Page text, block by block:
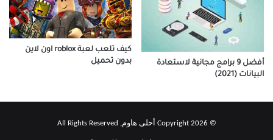
أفضل 9 برامج مجانية لاستعادة
البيانات (2021)
كيف تلعب لعبة roblox اون لاين
بدون تحميل
© Copyright 2026 أحلى هاوم, All Rights Reserved